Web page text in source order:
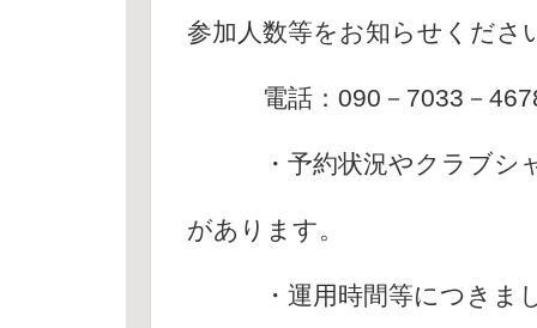
参加人数等をお知らせくださ
電話：090－7033－4678
・予約状況やクラブシャ
があります。
・運用時間等につきまし